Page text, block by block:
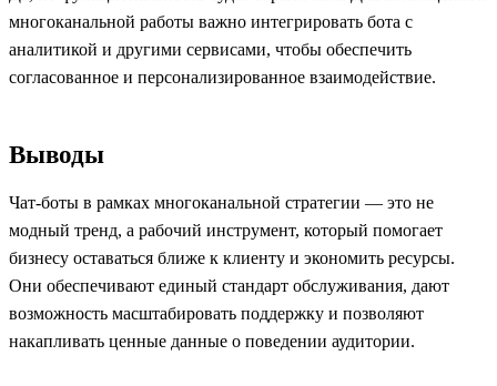
многоканальной работы важно интегрировать бота с
аналитикой и другими сервисами, чтобы обеспечить
согласованное и персонализированное взаимодействие.
Выводы
Чат-боты в рамках многоканальной стратегии — это не
модный тренд, а рабочий инструмент, который помогает
бизнесу оставаться ближе к клиенту и экономить ресурсы.
Они обеспечивают единый стандарт обслуживания, дают
возможность масштабировать поддержку и позволяют
накапливать ценные данные о поведении аудитории.